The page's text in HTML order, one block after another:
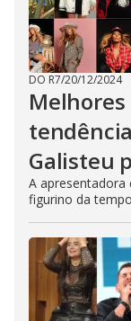
DO R7/20/12/2024
Melhores
Galisteu
A apresentadora
figurino da